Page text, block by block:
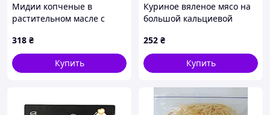
Мидии копченые в
растительном масле с
120 г
318 ₴
Купить
Куриное вяленое мясо на
большой кальциевой
252 ₴
Купить